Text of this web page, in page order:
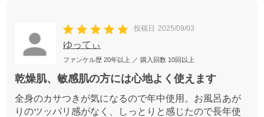
投稿日 2025/09/03
ゆってぃ
ファンケル歴 20年以上 ／ 購入回数 10回以上
乾燥肌、敏感肌の方には心地よく使えます
全身のカサつきが気になるので年中使用。お風呂あが
りのツッパリ感がなく、しっとりと感じたので長年使